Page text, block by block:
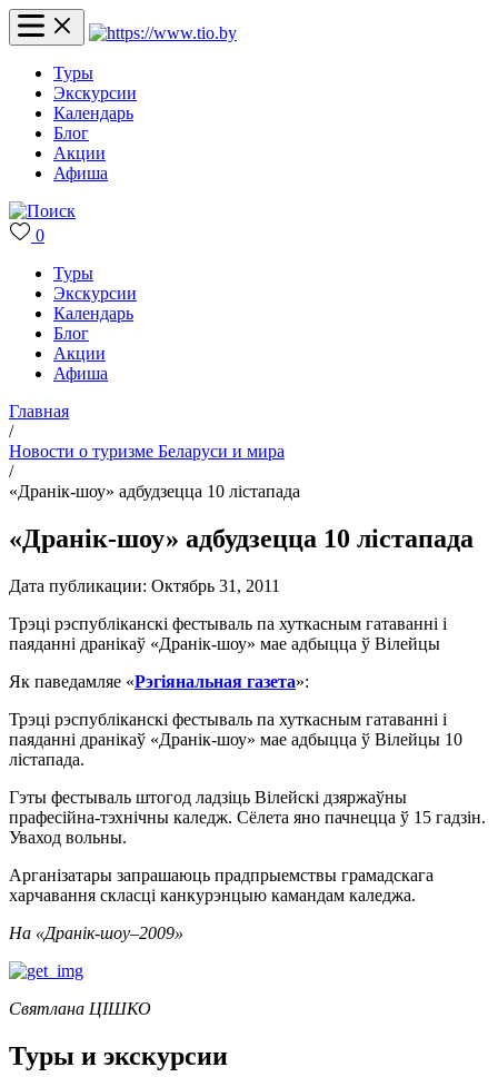
Туры
Экскурсии
Календарь
Блог
Акции
Афиша
0
Туры
Экскурсии
Календарь
Блог
Акции
Афиша
Главная
/
Новости о туризме Беларуси и мира
/
«Дранік-шоу» адбудзецца 10 лістапада
«Дранік-шоу» адбудзецца 10 лістапада
Дата публикации: Октябрь 31, 2011
Трэці рэспубліканскі фестываль па хуткасным гатаванні і
паяданні дранікаў «Дранік-шоу» мае адбыцца ў Вілейцы
Як паведамляе «Рэгіянальная газета»:
Трэці рэспубліканскі фестываль па хуткасным гатаванні і
паяданні дранікаў «Дранік-шоу» мае адбыцца ў Вілейцы 10
лістапада.
Гэты фестываль штогод ладзіць Вілейскі дзяржаўны
прафесійна-тэхнічны каледж. Сёлета яно пачнецца ў 15 гадзін.
Уваход вольны.
Арганізатары запрашаюць прадпрыемствы грамадскага
харчавання скласці канкурэнцыю камандам каледжа.
На «Дранік-шоу–2009»
Святлана ЦІШКО
Туры и экскурсии